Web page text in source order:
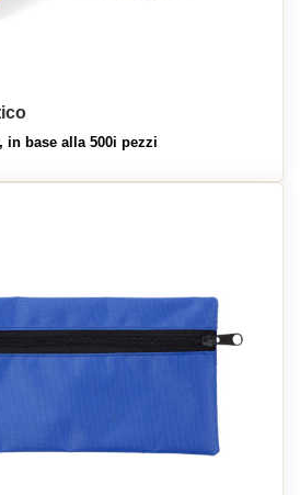
in base alla 500i pezzi